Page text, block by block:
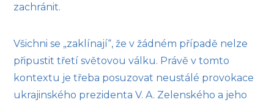
zachránit.
Všichni se „zaklínají“, že v žádném případě nelze
připustit třetí světovou válku. Právě v tomto
kontextu je třeba posuzovat neustálé provokace
ukrajinského prezidenta V. A. Zelenského a jeho